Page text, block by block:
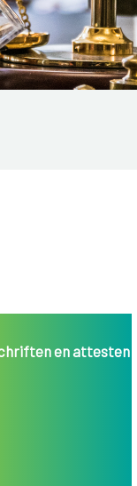
en attesten